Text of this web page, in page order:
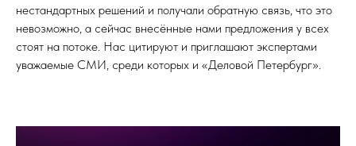
нестандартных решений и получали обратную связь, что это
невозможно, а сейчас внесённые нами предложения у всех
стоят на потоке. Нас цитируют и приглашают экспертами
уважаемые СМИ, среди которых и «Деловой Петербург».